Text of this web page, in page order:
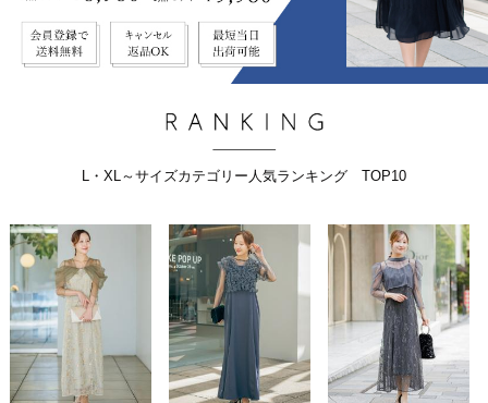
L・XL～サイズカテゴリー人気ランキング TOP10